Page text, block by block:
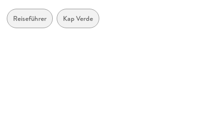
Autor/Autorin
Pitt Reitmaier, Lucete Fortes, Sibylle Schellmann
Reiseführer Kap Verde